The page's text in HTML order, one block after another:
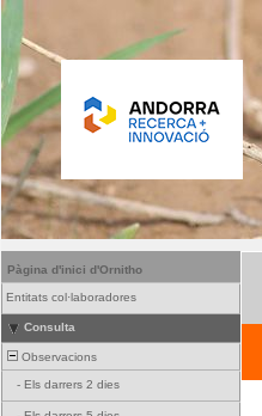
Pàgina d'inici d'Ornitho
Entitats col·laboradores
Consulta
Observacions
- Els darrers 2 dies